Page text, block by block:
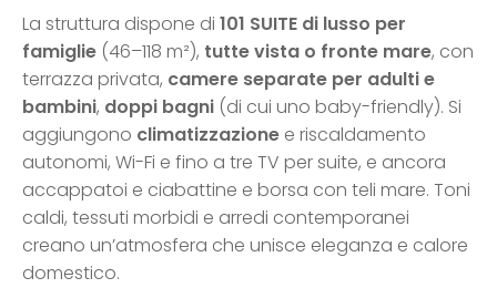
La struttura dispone di 101 SUITE di lusso per
famiglie (46–118 m²), tutte vista o fronte mare, con
terrazza privata, camere separate per adulti e
bambini, doppi bagni (di cui uno baby-friendly). Si
aggiungono climatizzazione e riscaldamento
autonomi, Wi-Fi e fino a tre TV per suite, e ancora
accappatoi e ciabattine e borsa con teli mare. Toni
caldi, tessuti morbidi e arredi contemporanei
creano un’atmosfera che unisce eleganza e calore
domestico.